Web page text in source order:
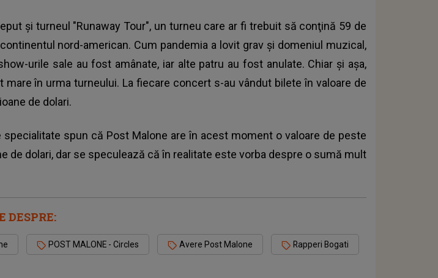
şi turneul "Runaway Tour", un turneu care ar fi trebuit să conţină 59 de
nord-american. Cum pandemia a lovit grav şi domeniul muzical,
urile sale au fost amânate, iar alte patru au fost anulate. Chiar şi aşa,
mare în urma turneului. La fiecare concert s-au vândut bilete în valoare de
de dolari.
specialitate spun că Post Malone are în acest moment o valoare de peste
de dolari, dar se speculează că în realitate este vorba despre o sumă mult
DESPRE:
POST MALONE - Circles Avere Post Malone Rapperi Bogati